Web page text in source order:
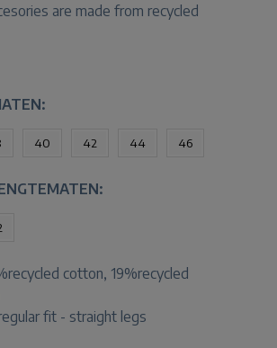
are made from recycled
40 42 44 46
cotton, 19%recycled
fit - straight legs